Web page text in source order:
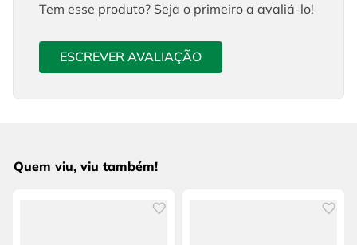
Tem esse produto? Seja o primeiro a avaliá-lo!
ESCREVER AVALIAÇÃO
Quem viu, viu também!